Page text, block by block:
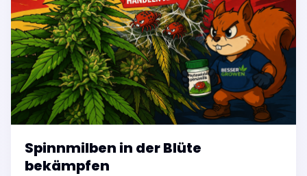
Spinnmilben in der Blüte
bekämpfen